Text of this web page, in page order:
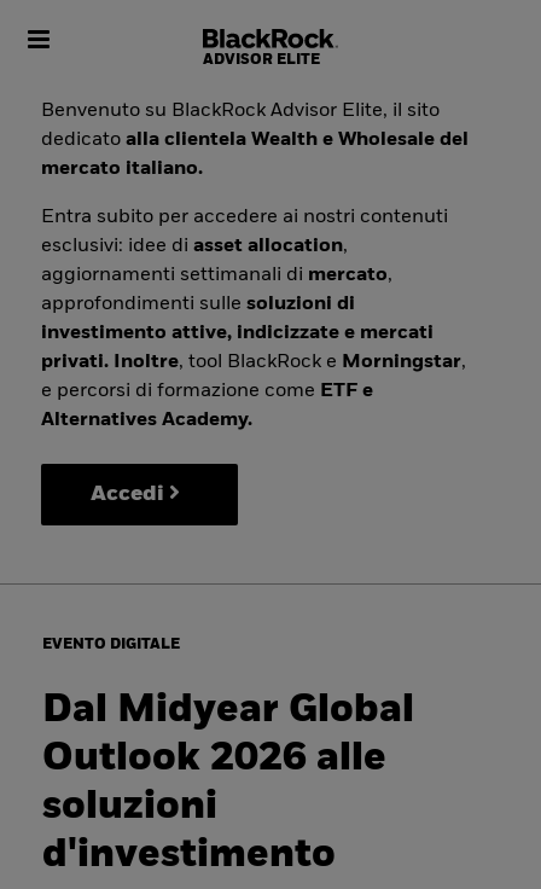
Toggle navigation
Benvenuto su BlackRock Advisor Elite, il sito
dedicatoalla clientela Wealth e Wholesale del
mercato italiano.
Entra subito per accedere ai nostri contenuti
esclusivi: idee diasset allocation,
aggiornamenti settimanali di mercato,
approfondimenti sullesoluzioni di
investimento attive, indicizzate e mercati
privati. Inoltre, tool BlackRock e Morningstar,
e percorsi di formazione come ETF e
Alternatives Academy.
Accedi
EVENTO DIGITALE
Dal Midyear Global
Outlook 2026 alle
soluzioni
d'investimento